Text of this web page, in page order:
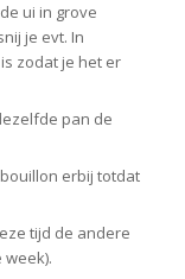
ui in grove
je evt. In
zodat je het er
pan de
erbij totdat
tijd de andere